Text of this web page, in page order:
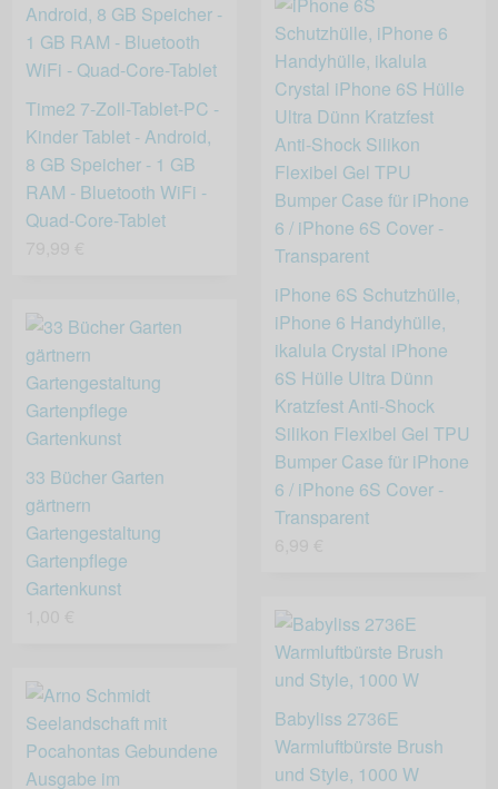
Time2 7-Zoll-Tablet-PC -
Kinder Tablet - Android,
8 GB Speicher - 1 GB
RAM - Bluetooth WiFi -
Quad-Core-Tablet
iPhone 6S Schutzhülle,
iPhone 6 Handyhülle,
ikalula Crystal iPhone
6S Hülle Ultra Dünn
Kratzfest Anti-Shock
Silikon Flexibel Gel TPU
Bumper Case für iPhone
6 / iPhone 6S Cover -
Transparent
33 Bücher Garten
gärtnern
Gartengestaltung
Gartenpflege
Gartenkunst
Babyliss 2736E
Warmluftbürste Brush
und Style, 1000 W